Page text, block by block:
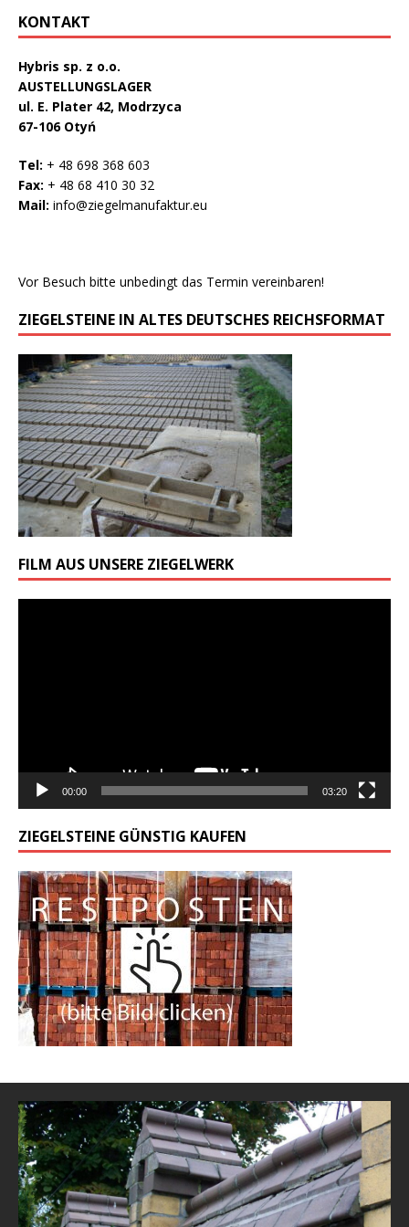
KONTAKT
Hybris sp. z o.o.
AUSTELLUNGSLAGER
ul. E. Plater 42, Modrzyca
67-106 Otyń
Tel: + 48 698 368 603
Fax: + 48 68 410 30 32
Mail: info@ziegelmanufaktur.eu
Vor Besuch bitte unbedingt das Termin vereinbaren!
ZIEGELSTEINE IN ALTES DEUTSCHES REICHSFORMAT
FILM AUS UNSERE ZIEGELWERK
00:00 03:20
ZIEGELSTEINE GÜNSTIG KAUFEN